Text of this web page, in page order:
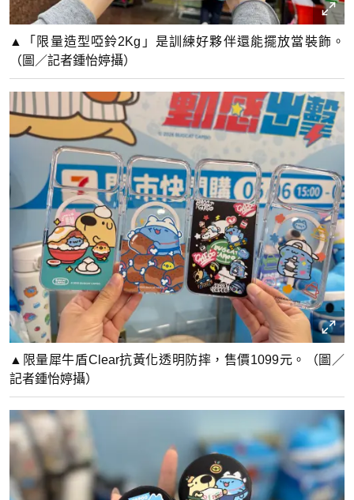
▲「限量造型啞鈴2Kg」是訓練好夥伴還能擺放當裝飾。
（圖／記者鍾怡婷攝）
▲限量犀牛盾Clear抗黃化透明防摔，售價1099元。（圖／
記者鍾怡婷攝）